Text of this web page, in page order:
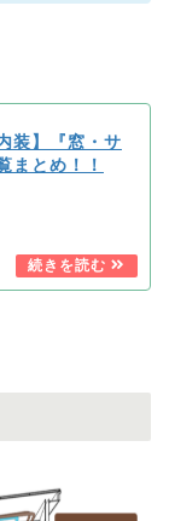
装】『窓・サ
まとめ！！